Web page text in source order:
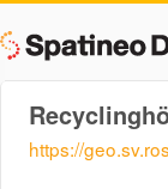
https://